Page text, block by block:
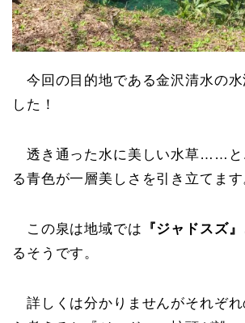
今回の目的地である金沢清水の水
した！
透き通った水に美しい水草……と
る青色が一層美しさを引き立てます
この泉は地域では 『ジャドスズ』
るそうです。
詳しくは分かりませんがそれぞれ